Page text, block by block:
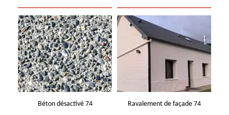
Béton désactivé 74 Ravalement de façade 74